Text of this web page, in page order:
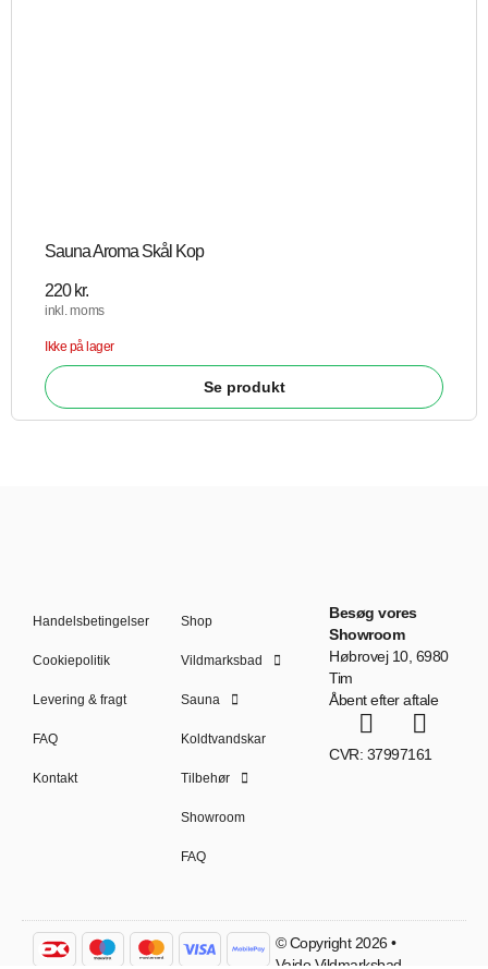
Sauna Aroma Skål Kop
220 kr.
inkl. moms
Ikke på lager
Se produkt
Handelsbetingelser
Cookiepolitik
Levering & fragt
FAQ
Kontakt
Shop
Vildmarksbad
Sauna
Koldtvandskar
Tilbehør
Showroom
FAQ
Besøg vores
Showroom
Høbrovej 10, 6980
Tim
Åbent efter aftale
CVR: 37997161
© Copyright 2026 •
Vaido Vildmarksbad